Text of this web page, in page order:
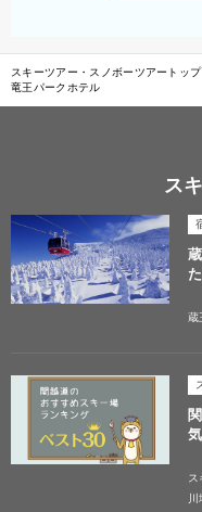
スキーツアー・スノボーツアートップ
竜王パークホテル
ス
蔵
ス